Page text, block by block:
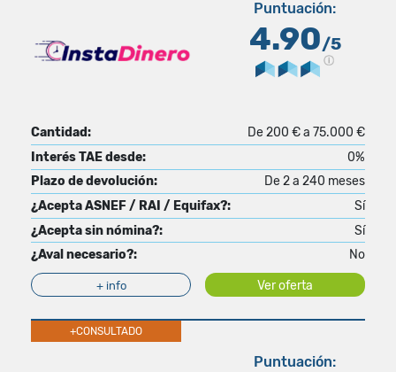
Puntuación:
4.90/5
Cantidad:
De 200 € a 75.000 €
Interés TAE desde:
0%
Plazo de devolución:
De 2 a 240 meses
¿Acepta ASNEF / RAI / Equifax?:
Sí
¿Acepta sin nómina?:
Sí
¿Aval necesario?:
No
+ info Ver oferta
+CONSULTADO
Puntuación: